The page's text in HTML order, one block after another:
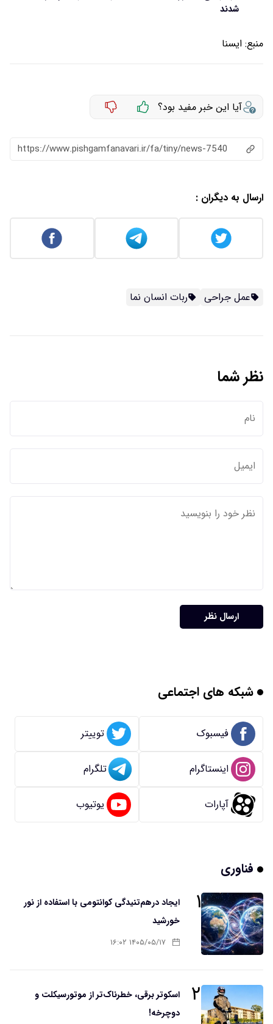
شدند
منبع: ايسنا
آیا این خبر مفید بود؟
https://www.pishgamfanavari.ir/fa/tiny/news-7540
ارسال به دیگران :
عمل جراحی ربات انسان نما
نظر شما
ارسال نظر
شبکه های اجتماعی
فیسبوک توییتر
اینستاگرام تلگرام
آپارات یوتیوب
فناوری
۱
ایجاد درهم‌تنیدگی کوانتومی با استفاده از نور
خورشید
۱۴۰۵/۰۵/۱۷ ۱۶:۰۲
۲
اسکوتر برقی، خطرناک‌تر از موتورسیکلت و
دوچرخه!